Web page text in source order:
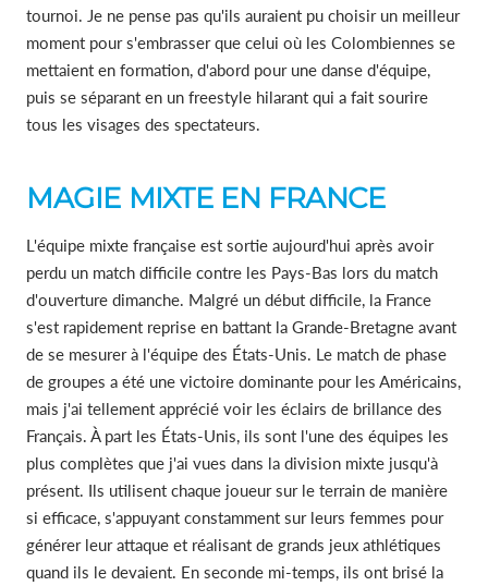
tournoi. Je ne pense pas qu'ils auraient pu choisir un meilleur
moment pour s'embrasser que celui où les Colombiennes se
mettaient en formation, d'abord pour une danse d'équipe,
puis se séparant en un freestyle hilarant qui a fait sourire
tous les visages des spectateurs.
MAGIE MIXTE EN FRANCE
L'équipe mixte française est sortie aujourd'hui après avoir
perdu un match difficile contre les Pays-Bas lors du match
d'ouverture dimanche. Malgré un début difficile, la France
s'est rapidement reprise en battant la Grande-Bretagne avant
de se mesurer à l'équipe des États-Unis. Le match de phase
de groupes a été une victoire dominante pour les Américains,
mais j'ai tellement apprécié voir les éclairs de brillance des
Français. À part les États-Unis, ils sont l'une des équipes les
plus complètes que j'ai vues dans la division mixte jusqu'à
présent. Ils utilisent chaque joueur sur le terrain de manière
si efficace, s'appuyant constamment sur leurs femmes pour
générer leur attaque et réalisant de grands jeux athlétiques
quand ils le devaient. En seconde mi-temps, ils ont brisé la